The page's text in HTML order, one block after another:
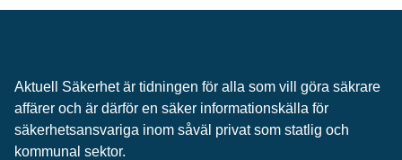
Aktuell Säkerhet är tidningen för alla som vill göra säkrare
affärer och är därför en säker informationskälla för
säkerhets­ansvariga inom såväl privat som statlig och
kommunal sektor.